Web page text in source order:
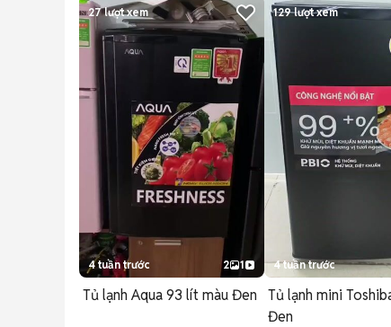
27lượt xem
4 tuần trước 2 1
Tủ lạnh Aqua 93 lít màu Đen
129lượt xem
4 tuần trước
Tủ lạnh mini
Đen